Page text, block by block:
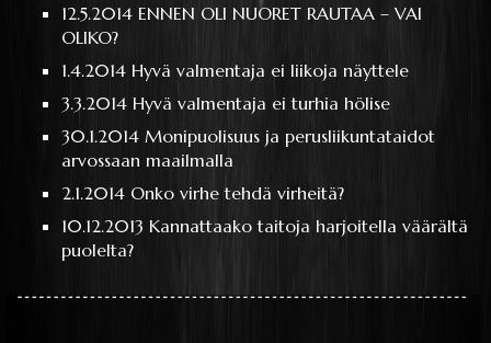
12.5.2014 ENNEN OLI NUORET RAUTAA – VAI
OLIKO?
1.4.2014Hyvä valmentaja ei liikoja näyttele
3.3.2014Hyvä valmentaja ei turhia hölise
30.1.2014 Monipuolisuus ja perusliikuntataidot
arvossaan maailmalla
2.1.2014 Onko virhe tehdä virheitä?
10.12.2013Kannattaako taitoja harjoitella väärältä
puolelta?